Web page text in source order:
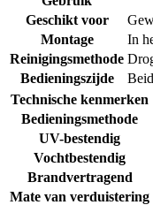
Geschikt voor
Montage
In
Reinigingsmethode
Bedieningszijde
Technische kenmerken
Bedieningsmethode
UV-bestendig
Vochtbestendig
Brandvertragend
Mate van verduistering